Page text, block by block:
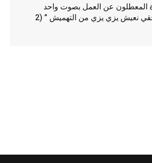
المعطلون عن العمل بصوت واحد
“حقي نخدم، حقي نعيش يزي يزي من التهميش ” (2